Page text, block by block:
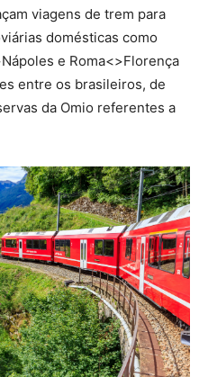
viagens de trem para
domésticas como
e Roma<>Florença
entre os brasileiros, de
da Omio referentes a